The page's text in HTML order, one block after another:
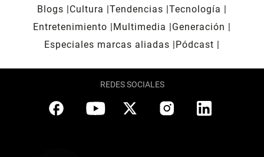
Blogs
Cultura Tendencias Tecnología
Entretenimiento
Multimedia
Generación
Especiales marcas aliadas
Pódcast
REDES SOCIALES